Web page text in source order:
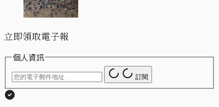
立即領取電子報
個人資訊
訂閱